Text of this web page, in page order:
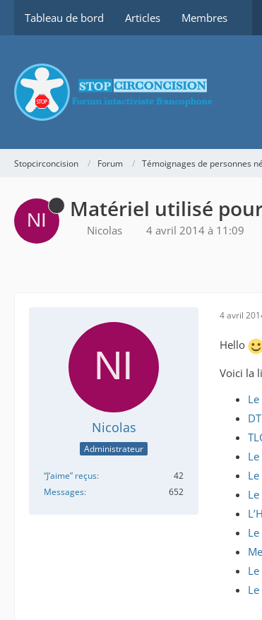
Tableau de bord Articles Membres
Stopcirconcision Forum Témoignages de personnes
Matériel utilisé
Nicolas 4 avril 2014 à 11:09
Nicolas
Administrateur
“J’aime” reçus
42
Messages
652
4 avril
Hello
Voici la
Le
Le